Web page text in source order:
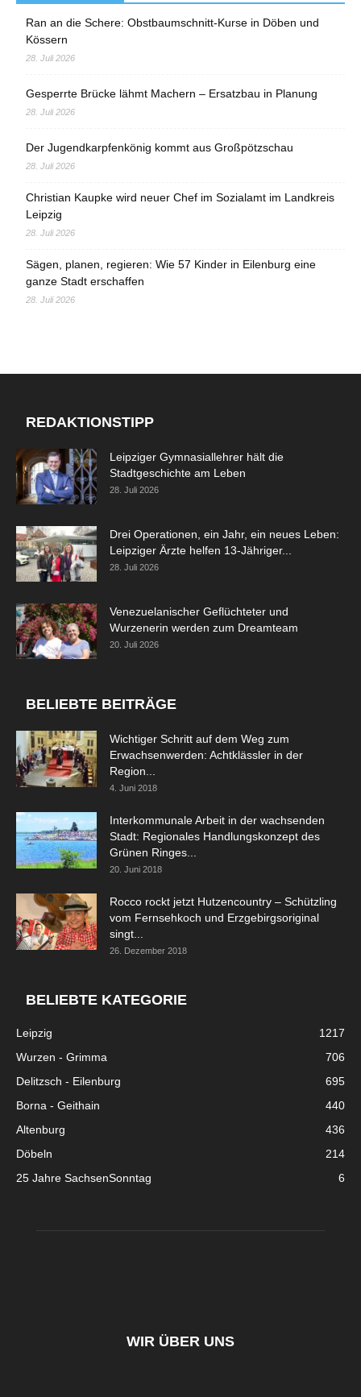
Ran an die Schere: Obstbaumschnitt-Kurse in Döben und
Kössern
28. Juli 2026
Gesperrte Brücke lähmt Machern – Ersatzbau in Planung
28. Juli 2026
Der Jugendkarpfenkönig kommt aus Großpötzschau
28. Juli 2026
Christian Kaupke wird neuer Chef im Sozialamt im Landkreis
Leipzig
28. Juli 2026
Sägen, planen, regieren: Wie 57 Kinder in Eilenburg eine
ganze Stadt erschaffen
28. Juli 2026
REDAKTIONSTIPP
Leipziger Gymnasiallehrer hält die
Stadtgeschichte am Leben
28. Juli 2026
Drei Operationen, ein Jahr, ein neues Leben:
Leipziger Ärzte helfen 13-Jähriger...
28. Juli 2026
Venezuelanischer Geflüchteter und
Wurzenerin werden zum Dreamteam
20. Juli 2026
BELIEBTE BEITRÄGE
Wichtiger Schritt auf dem Weg zum
Erwachsenwerden: Achtklässler in der
Region...
4. Juni 2018
Interkommunale Arbeit in der wachsenden
Stadt: Regionales Handlungskonzept des
Grünen Ringes...
20. Juni 2018
Rocco rockt jetzt Hutzencountry – Schützling
vom Fernsehkoch und Erzgebirgsoriginal
singt...
26. Dezember 2018
BELIEBTE KATEGORIE
Leipzig
1217
Wurzen - Grimma
706
Delitzsch - Eilenburg
695
Borna - Geithain
440
Altenburg
436
Döbeln
214
25 Jahre SachsenSonntag
6
WIR ÜBER UNS